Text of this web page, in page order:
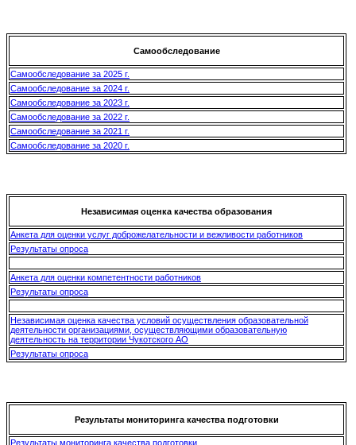
Самообследование
Самообследование за 2025 г.
Самообследование за 2024 г.
Самообследование за 2023 г.
Самообследование за 2022 г.
Самообследование за 2021 г.
Самообследование за 2020 г.
Независимая оценка качества образования
Анкета для оценки услуг доброжелательности и вежливости работников
Результаты опроса
Анкета для оценки компетентности работников
Результаты опроса
Независимая оценка качества условий осуществления образовательной
деятельности организациями, осуществляющими образовательную
деятельность на территории Чукотского АО
Результаты опроса
Результаты мониторинга качества подготовки
Результаты мониторинга качества подготовки